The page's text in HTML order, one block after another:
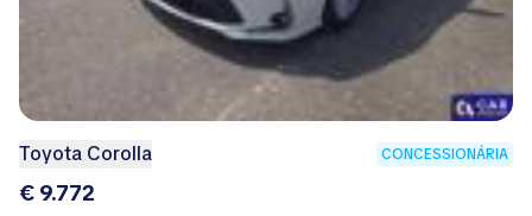
Toyota Corolla CONCESSIONÁRIA
€ 9.772